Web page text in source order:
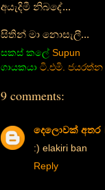
අයැදිමී නිබදේ...
සිතින් මා නොසැලී...
සකස් කලේ Supun
ගායකයා ටි.එමි. ජයරත්න
9 comments:
දෙලොවක් අතර
:) elakiri ban
Reply